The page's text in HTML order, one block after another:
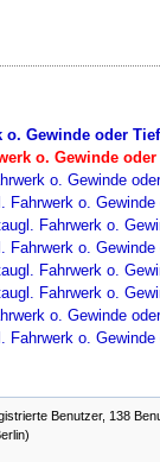
o. Gewinde oder
o. Gewinde
o. Gewinde
Fahrwerk o.
Fahrwerk o.
Fahrwerk o.
Fahrwerk o.
Fahrwerk o.
o. Gewinde
Fahrwerk o.
Benutzer, 138